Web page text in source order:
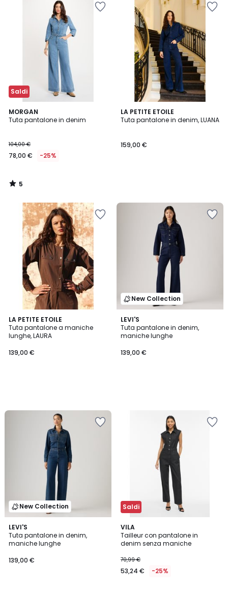
Saldi
MORGAN
Tuta pantalone in denim
104,00 €
78,00 € -25%
5
/
5
/
LA PETITE ETOILE
Tuta pantalone in denim, LUANA
159,00 €
LA PETITE ETOILE
Tuta pantalone a maniche
lunghe, LAURA
139,00 €
New Collection
LEVI'S
Tuta pantalone in denim,
maniche lunghe
139,00 €
New Collection
LEVI'S
Tuta pantalone in denim,
maniche lunghe
139,00 €
Saldi
VILA
Tailleur con pantalone in
denim senza maniche
70,99 €
53,24 € -25%